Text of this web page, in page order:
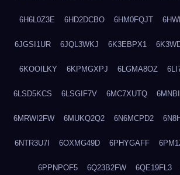
6H6L0Z3E 6HD2DCBO 6HM0FQJT
6JGSI1UR 6JQL3WKJ 6K3EBPX1
6KOOILKY 6KPMGXPJ 6LGMA8OZ
6LSD5KCS 6LSGIF7V 6MC7XUTQ
6MRWI2FW 6MUKQ2Q2 6N6MCPD2
6NTR3U7I 6OXMG49D 6PHYGAFF
6PPNPOF5 6Q23B2FW 6QE19FL3